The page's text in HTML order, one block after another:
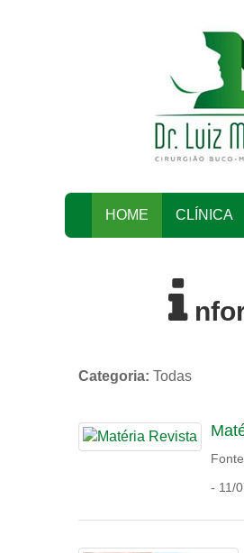
HOME (current)
CLÍNICA
Categoria: Todas
- 11/